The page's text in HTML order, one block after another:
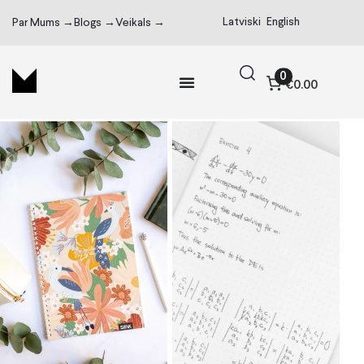
Par Mums → Blogs → Veikals → Latviski English
0
€0.00